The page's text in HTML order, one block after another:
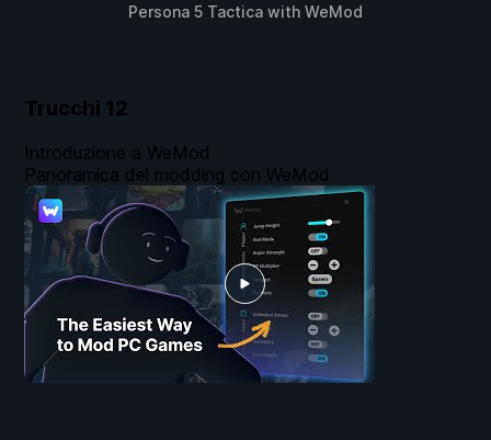
Persona 5 Tactica with WeMod
Trucchi 12
Introduzione a WeMod
Panoramica del modding con WeMod